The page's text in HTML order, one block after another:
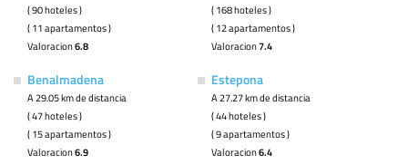
( 90 hoteles )
( 11 apartamentos )
Valoracion6.8
( 168 hoteles )
( 12 apartamentos )
Valoracion7.4
Benalmadena
A 29.05 km de distancia
( 47 hoteles )
( 15 apartamentos )
Valoracion6.9
Estepona
A 27.27 km de distancia
( 44 hoteles )
( 9 apartamentos )
Valoracion6.4